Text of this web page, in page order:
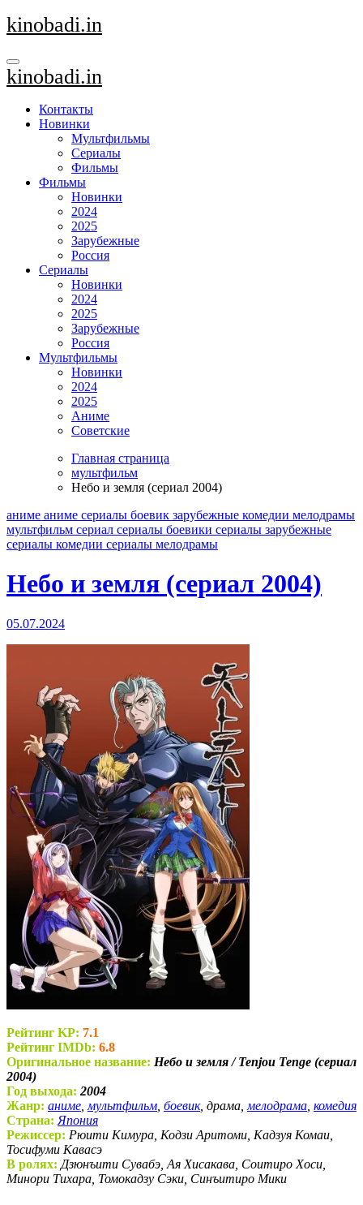
Перейти
к
kinobadi.in
kinobadi.in
Контакты
Новинки
Мультфильмы
Сериалы
Фильмы
Фильмы
Новинки
2024
2025
Зарубежные
Россия
Сериалы
Новинки
2024
2025
Зарубежные
Россия
Мультфильмы
Новинки
2024
2025
Аниме
Советские
Главная страница
мультфильм
Небо и земля (сериал 2004)
аниме аниме сериалы боевик зарубежные комедии мелодрамы
мультфильм сериал сериалы боевики сериалы зарубежные
сериалы комедии сериалы мелодрамы
Небо и земля (сериал 2004)
05.07.2024
Рейтинг KP: 7.1
Рейтинг IMDb: 6.8
Оригинальное название: Небо и земля / Tenjou Tenge (сериал
2004)
Год выхода: 2004
Жанр: аниме мультфильм боевик, драма, мелодрама комедия
Страна: Япония
Режиссер: Рюити Кимура, Кодзи Аритоми, Кадзуя Комаи,
Тосифуми Кавасэ
В ролях: Дзюнъити Сувабэ, Ая Хисакава, Соитиро Хоси,
Минори Тихара, Томокадзу Сэки, Синъитиро Мики